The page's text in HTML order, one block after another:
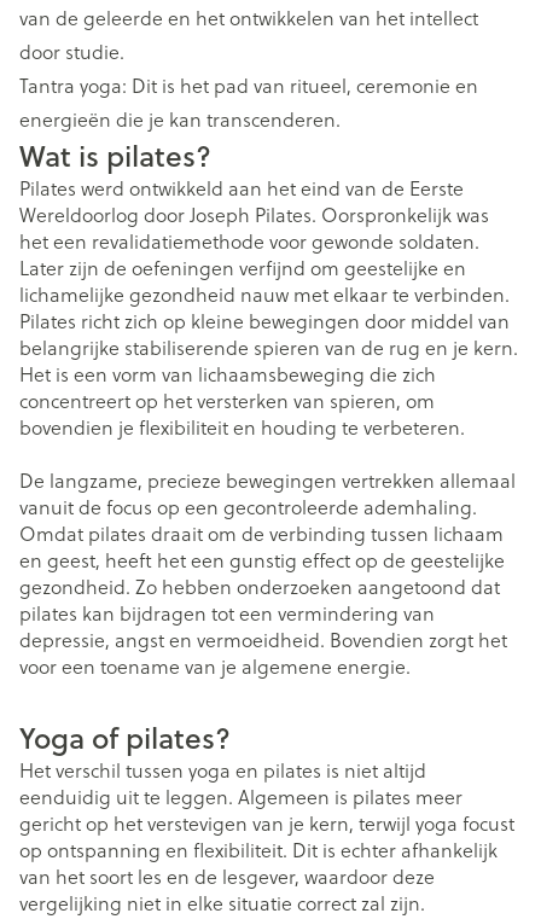
van de geleerde en het ontwikkelen van het intellect
door studie.
Tantra yoga: Dit is het pad van ritueel, ceremonie en
energieën die je kan transcenderen.
Wat is pilates?
Pilates werd ontwikkeld aan het eind van de Eerste
Wereldoorlog door Joseph Pilates. Oorspronkelijk was
het een revalidatiemethode voor gewonde soldaten.
Later zijn de oefeningen verfijnd om geestelijke en
lichamelijke gezondheid nauw met elkaar te verbinden.
Pilates richt zich op kleine bewegingen door middel van
belangrijke stabiliserende spieren van de rug en je kern.
Het is een vorm van lichaamsbeweging die zich
concentreert op het versterken van spieren, om
bovendien je flexibiliteit en houding te verbeteren.
De langzame, precieze bewegingen vertrekken allemaal
vanuit de focus op een gecontroleerde ademhaling.
Omdat pilates draait om de verbinding tussen lichaam
en geest, heeft het een gunstig effect op de geestelijke
gezondheid. Zo hebben onderzoeken aangetoond dat
pilates kan bijdragen tot een vermindering van
depressie, angst en vermoeidheid. Bovendien zorgt het
voor een toename van je algemene energie.
Yoga of pilates?
Het verschil tussen yoga en pilates is niet altijd
eenduidig uit te leggen. Algemeen is pilates meer
gericht op het verstevigen van je kern, terwijl yoga focust
op ontspanning en flexibiliteit. Dit is echter afhankelijk
van het soort les en de lesgever, waardoor deze
vergelijking niet in elke situatie correct zal zijn.